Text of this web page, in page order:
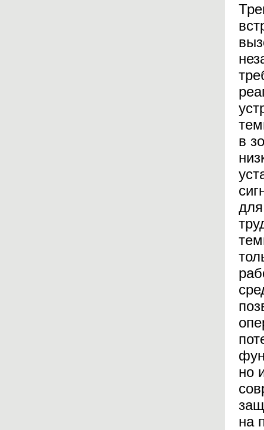
в
но
на